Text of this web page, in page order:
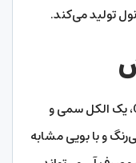
تولید می‌کند.
متانول یا الکل متیلیک، با فرمول CH₃OH، یک الکل سمی و
و با بویی مشابه